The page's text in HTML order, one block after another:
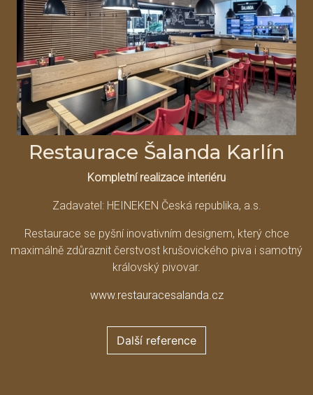
Restaurace Šalanda Karlín
Kompletní realizace interiéru
Zadavatel: HEINEKEN Česká republika, a.s.
Restaurace se pyšní inovativním designem, který chce
maximálně zdůraznit čerstvost krušovického piva i samotný
královský pivovar.
www.restauracesalanda.cz
Další reference